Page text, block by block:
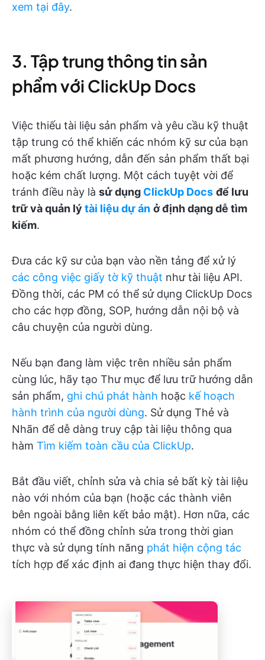
xem tại đây.
3. Tập trung thông tin sản
phẩm với ClickUp Docs
Việc thiếu tài liệu sản phẩm và yêu cầu kỹ thuật
tập trung có thể khiến các nhóm kỹ sư của bạn
mất phương hướng, dẫn đến sản phẩm thất bại
hoặc kém chất lượng. Một cách tuyệt vời để
tránh điều này là sử dụng ClickUp Docs để lưu
trữ và quản lý tài liệu dự án ở định dạng dễ tìm
kiếm.
Đưa các kỹ sư của bạn vào nền tảng để xử lý
các công việc giấy tờ kỹ thuật như tài liệu API.
Đồng thời, các PM có thể sử dụng ClickUp Docs
cho các hợp đồng, SOP, hướng dẫn nội bộ và
câu chuyện của người dùng.
Nếu bạn đang làm việc trên nhiều sản phẩm
cùng lúc, hãy tạo Thư mục để lưu trữ hướng dẫn
sản phẩm, ghi chú phát hành hoặc kế hoạch
hành trình của người dùng. Sử dụng Thẻ và
Nhãn để dễ dàng truy cập tài liệu thông qua
hàm Tìm kiếm toàn cầu của ClickUp.
Bắt đầu viết, chỉnh sửa và chia sẻ bất kỳ tài liệu
nào với nhóm của bạn (hoặc các thành viên
bên ngoài bằng liên kết bảo mật). Hơn nữa, các
nhóm có thể đồng chỉnh sửa trong thời gian
thực và sử dụng tính năng phát hiện cộng tác
tích hợp để xác định ai đang thực hiện thay đổi.